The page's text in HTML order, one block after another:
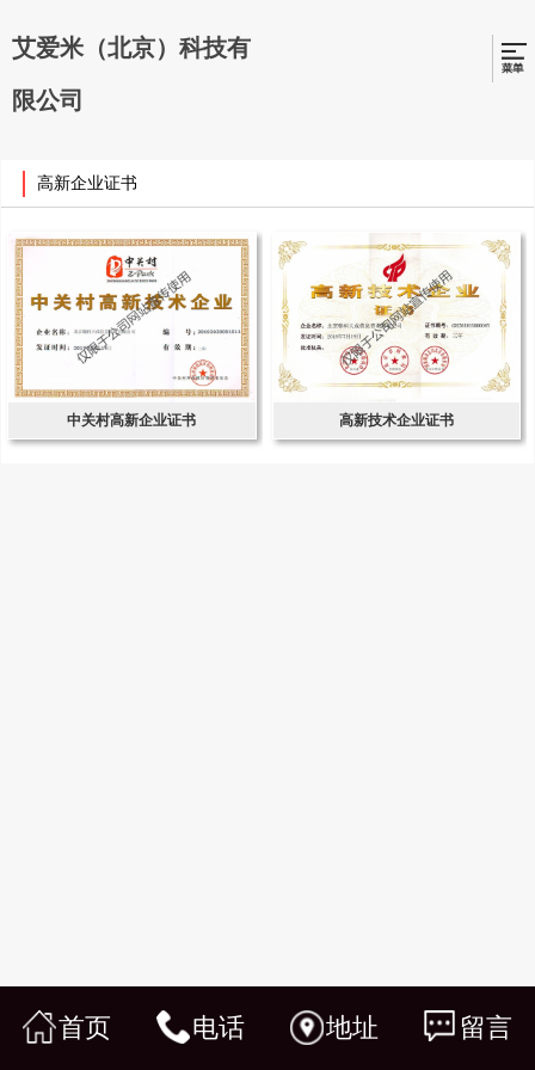
艾爱米（北京）科技有
限公司
高新企业证书
中关村高新企业证书 高新技术企业证书
首页 电话 地址 留言